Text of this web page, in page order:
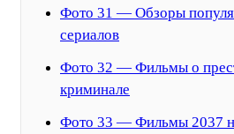
Фото 31 — Обзоры
сериалов
Фото 32 — Фильмы о
криминале
Фото 33 — Фильмы 2037